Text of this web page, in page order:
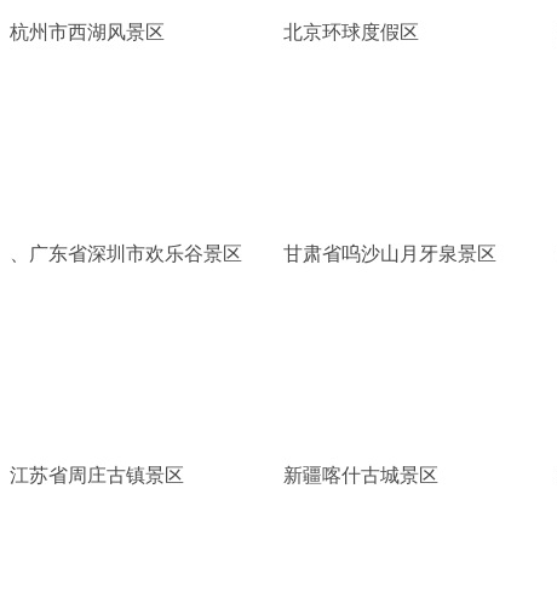
杭州市西湖风景区 北京环球度假区
、广东省深圳市欢乐谷景区 甘肃省呜沙山月牙泉景区
江苏省周庄古镇景区 新疆喀什古城景区